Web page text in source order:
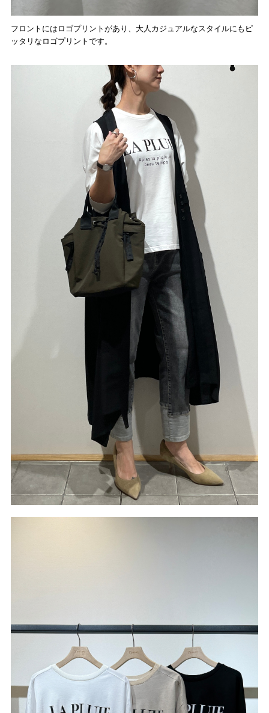
フロントにはロゴプリントがあり、大人カジュアルなスタイルにもピ
ッタリなロゴプリントです。